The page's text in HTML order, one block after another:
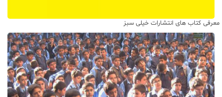
معرفی کتاب های انتشارات خیلی سبز